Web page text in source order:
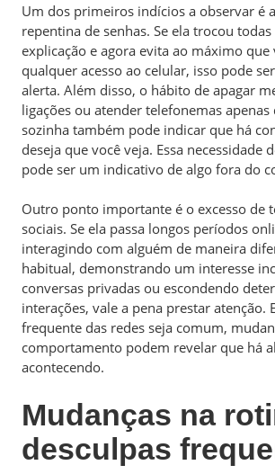
Um dos primeiros indícios a observar é
repentina de senhas. Se ela trocou todas
explicação e agora evita ao máximo que
qualquer acesso ao celular, isso pode
alerta. Além disso, o hábito de apagar
ligações ou atender telefonemas apenas
sozinha também pode indicar que há
deseja que você veja. Essa necessidade
pode ser um indicativo de algo fora do
Outro ponto importante é o excesso de
sociais. Se ela passa longos períodos
interagindo com alguém de maneira
habitual, demonstrando um interesse
conversas privadas ou escondendo
interações, vale a pena prestar atenção.
frequente das redes seja comum,
comportamento podem revelar que há
acontecendo.
Mudanças na
desculpas